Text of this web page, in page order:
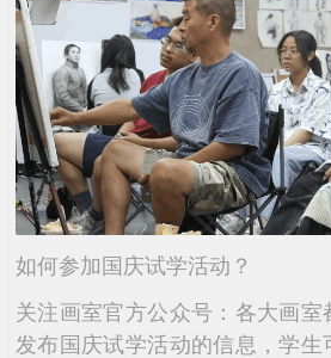
如何参加国庆试学活动？
关注画室官方公众号：各大画
发布国庆试学活动的信息，学